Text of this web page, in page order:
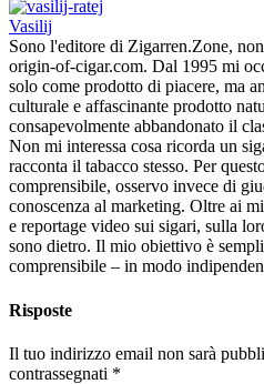
Vasilij
Sono l'editore di Zigarren.Zone,
origin-of-cigar.com. Dal 1995 mi
solo come prodotto di piacere, ma
culturale e affascinante prodotto
consapevolmente abbandonato il
Non mi interessa cosa ricorda un
racconta il tabacco stesso. Per
comprensibile, osservo invece di
conoscenza al marketing. Oltre ai
e reportage video sui sigari, sulla
sono dietro. Il mio obiettivo è
comprensibile – in modo
Risposte
Il tuo indirizzo email non sarà
contrassegnati *